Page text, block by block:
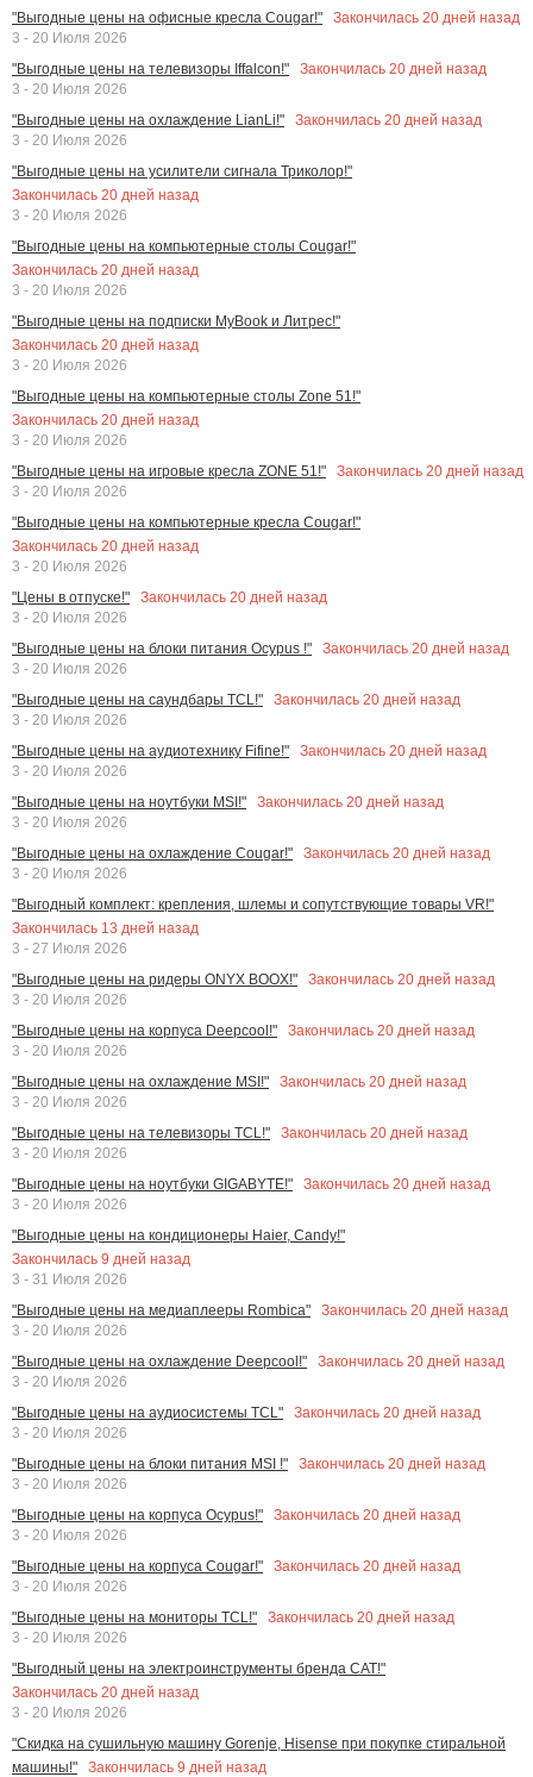
"Выгодные цены на офисные кресла Cougar!" Закончилась 20 дней назад
3 - 20 Июля 2026
"Выгодные цены на телевизоры Iffalcon!"
Закончилась 20 дней назад
3 - 20 Июля 2026
"Выгодные цены на охлаждение LianLi!"
Закончилась 20 дней назад
3 - 20 Июля 2026
"Выгодные цены на усилители сигнала Триколор!"
Закончилась 20 дней назад
3 - 20 Июля 2026
"Выгодные цены на компьютерные столы Cougar!"
Закончилась 20 дней назад
3 - 20 Июля 2026
"Выгодные цены на подписки MyBook и Литрес!"
Закончилась 20 дней назад
3 - 20 Июля 2026
"Выгодные цены на компьютерные столы Zone 51!"
Закончилась 20 дней назад
3 - 20 Июля 2026
"Выгодные цены на игровые кресла ZONE 51!"
Закончилась 20 дней назад
3 - 20 Июля 2026
"Выгодные цены на компьютерные кресла Cougar!"
Закончилась 20 дней назад
3 - 20 Июля 2026
"Цены в отпуске!"
Закончилась 20 дней назад
3 - 20 Июля 2026
"Выгодные цены на блоки питания Ocypus !"
Закончилась 20 дней назад
3 - 20 Июля 2026
"Выгодные цены на саундбары TCL!"
Закончилась 20 дней назад
3 - 20 Июля 2026
"Выгодные цены на аудиотехнику Fifine!"
Закончилась 20 дней назад
3 - 20 Июля 2026
"Выгодные цены на ноутбуки MSI!"
Закончилась 20 дней назад
3 - 20 Июля 2026
"Выгодные цены на охлаждение Cougar!"
Закончилась 20 дней назад
3 - 20 Июля 2026
"Выгодный комплект: крепления, шлемы и сопутствующие товары VR!"
Закончилась 13 дней назад
3 - 27 Июля 2026
"Выгодные цены на ридеры ONYX BOOX!"
Закончилась 20 дней назад
3 - 20 Июля 2026
"Выгодные цены на корпуса Deepcool!"
Закончилась 20 дней назад
3 - 20 Июля 2026
"Выгодные цены на охлаждение MSI!"
Закончилась 20 дней назад
3 - 20 Июля 2026
"Выгодные цены на телевизоры TCL!"
Закончилась 20 дней назад
3 - 20 Июля 2026
"Выгодные цены на ноутбуки GIGABYTE!"
Закончилась 20 дней назад
3 - 20 Июля 2026
"Выгодные цены на кондиционеры Haier, Candy!"
Закончилась 9 дней назад
3 - 31 Июля 2026
"Выгодные цены на медиаплееры Rombica"
Закончилась 20 дней назад
3 - 20 Июля 2026
"Выгодные цены на охлаждение Deepcool!"
Закончилась 20 дней назад
3 - 20 Июля 2026
"Выгодные цены на аудиосистемы TCL"
Закончилась 20 дней назад
3 - 20 Июля 2026
"Выгодные цены на блоки питания MSI !"
Закончилась 20 дней назад
3 - 20 Июля 2026
"Выгодные цены на корпуса Ocypus!"
Закончилась 20 дней назад
3 - 20 Июля 2026
"Выгодные цены на корпуса Cougar!"
Закончилась 20 дней назад
3 - 20 Июля 2026
"Выгодные цены на мониторы TCL!"
Закончилась 20 дней назад
3 - 20 Июля 2026
"Выгодный цены на электроинструменты бренда CAT!"
Закончилась 20 дней назад
3 - 20 Июля 2026
"Скидка на сушильную машину Gorenje, Hisense при покупке стиральной
машины!"
Закончилась 9 дней назад